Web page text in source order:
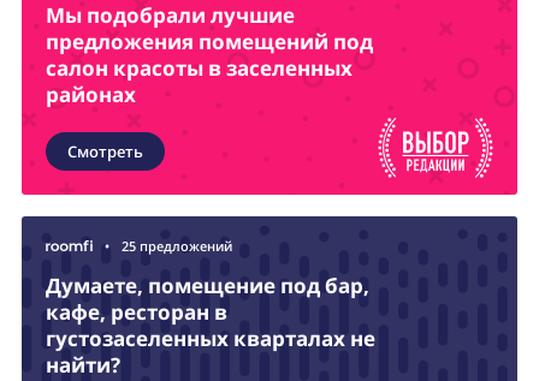
Мы подобрали лучшие
предложения помещений под
салон красоты в заселенных
районах
Смотреть
• 25 предложений
Думаете, помещение под бар,
кафе, ресторан в
густозаселенных кварталах не
найти?